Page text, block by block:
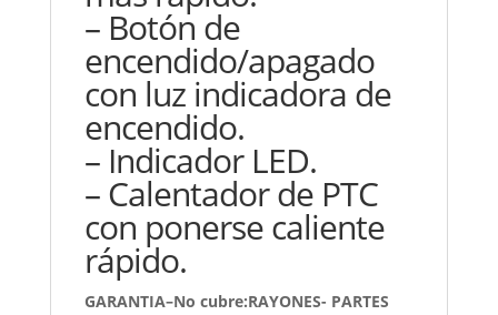
– Botón de
encendido/apagado
con luz indicadora de
encendido.
– Indicador LED.
– Calentador de PTC
con ponerse caliente
rápido.
GARANTIA–No cubre:RAYONES- PARTES